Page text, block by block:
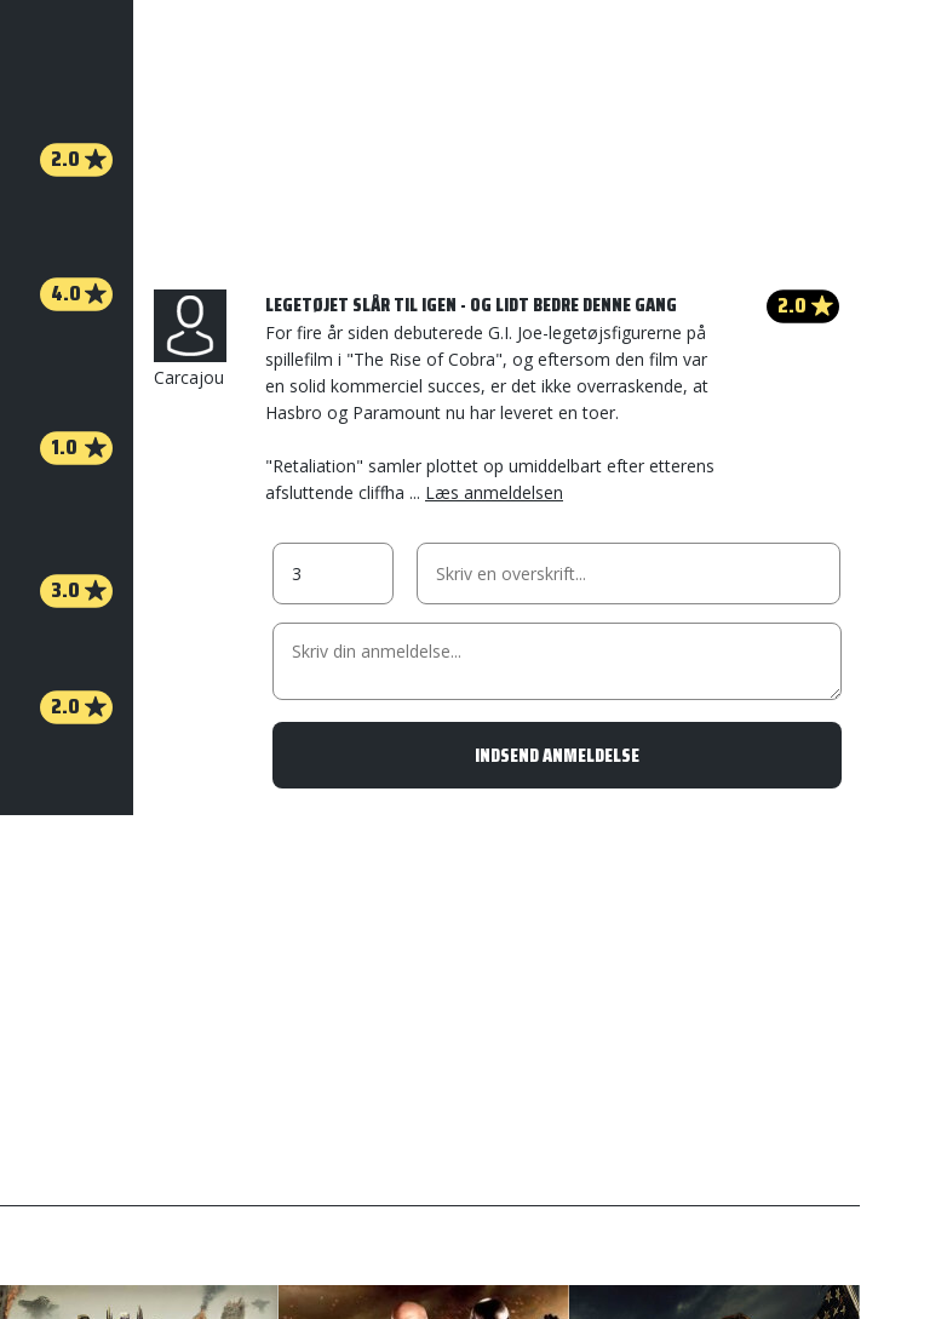
2.0
4.0
1.0
3.0
2.0
Carcajou
LEGETØJET SLÅR TIL IGEN - OG LIDT BEDRE DENNE GANG
For fire år siden debuterede G.I. Joe-legetøjsfigurerne på
spillefilm i "The Rise of Cobra", og eftersom den film var
en solid kommerciel succes, er det ikke overraskende, at
Hasbro og Paramount nu har leveret en toer.
"Retaliation" samler plottet op umiddelbart efter etterens
afsluttende cliffha ... Læs anmeldelsen
2.0